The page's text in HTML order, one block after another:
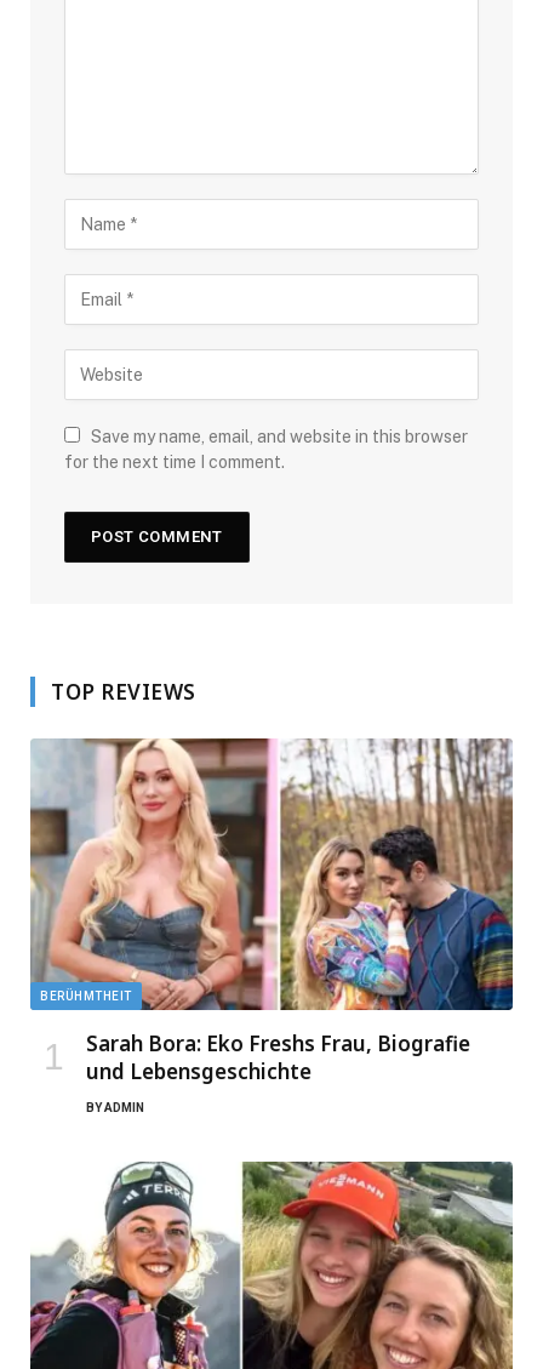
Save my name, email, and website in this browser
for the next time I comment.
TOP REVIEWS
BERÜHMTHEIT
Sarah Bora: Eko Freshs Frau, Biografie
und Lebensgeschichte
BYADMIN